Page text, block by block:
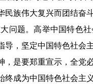
族伟大复兴而团结
问题。高举中国特色
，坚定中国特色社会
是要郑重宣示，全
成为中国特色社会